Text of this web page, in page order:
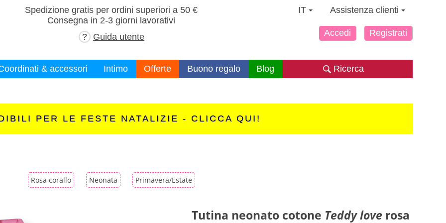
Spedizione gratis per ordini superiori a 50 €
Consegna in 2-3 giorni lavorativi
?
Guida utente
IT Assistenza clienti
Accedi Registrati
& accessori Intimo Offerte Buono regalo Blog Ricerca
PER LE FESTE NATALIZIE - CLICCA QUI!
Rosa corallo Neonata Primavera/Estate
Tutina neonato cotone Teddy love rosa
×